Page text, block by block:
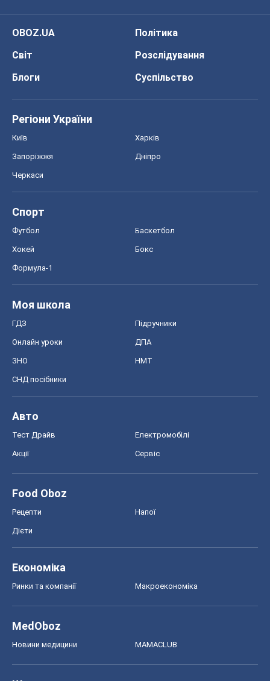
OBOZ.UA
Політика
Світ
Розслідування
Блоги
Суспільство
Регіони України
Київ Харків
Запоріжжя Дніпро
Черкаси
Спорт
Футбол Баскетбол
Хокей Бокс
Формула-1
Моя школа
ГДЗ Підручники
Онлайн уроки ДПА
ЗНО НМТ
СНД посібники
Авто
Тест Драйв Електромобілі
Акції Сервіс
Food Oboz
Рецепти Напої
Дієти
Економіка
Ринки та компанії Макроекономіка
MedOboz
Новини медицини MAMACLUB